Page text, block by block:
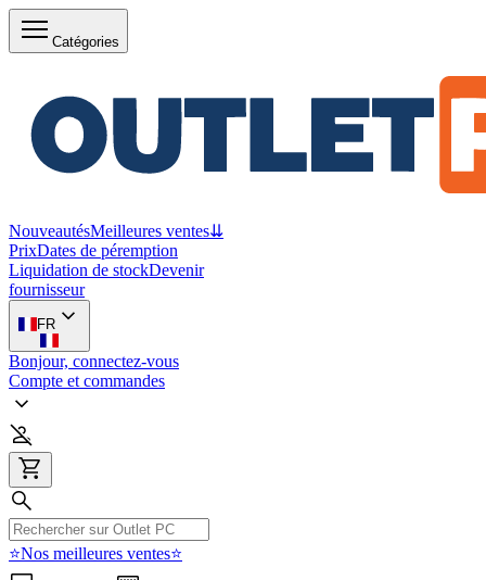
Catégories
NouveautésMeilleures ventes⇊
PrixDates de péremption
Liquidation de stockDevenir
fournisseur
FR
Bonjour, connectez-vous
Compte et commandes
⭐Nos meilleures ventes⭐